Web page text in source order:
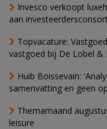
Invesco verkoopt
aan
Topvacature:
vastgoed bij De Lobel &
Huib Boissevain:
samenvatting en geen
Themamaand
leisure